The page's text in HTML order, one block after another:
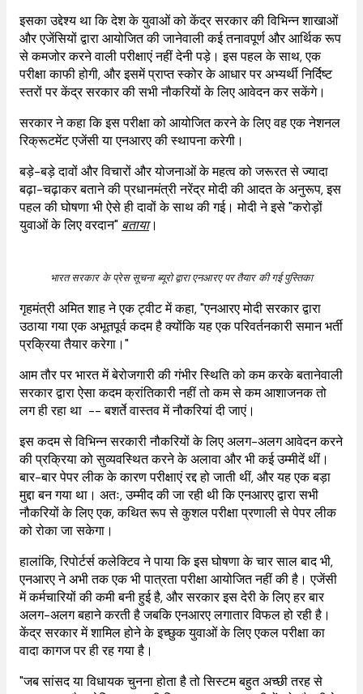
इसका उद्देश्य था कि देश के युवाओं को केंद्र सरकार की विभिन्न शाखाओं
और एजेंसियों द्वारा आयोजित की जानेवाली कई तनावपूर्ण और आर्थिक रूप
से कमजोर करने वाली परीक्षाएं नहीं देनी पड़े। इस पहल के साथ, एक
परीक्षा काफी होगी, और इसमें प्राप्त स्कोर के आधार पर अभ्यर्थी निर्दिष्ट
स्तरों पर केंद्र सरकार की सभी नौकरियों के लिए आवेदन कर सकेंगे।
सरकार ने कहा कि इस परीक्षा को आयोजित करने के लिए वह एक नेशनल
रिक्रूटमेंट एजेंसी या एनआरए की स्थापना करेगी।
बड़े-बड़े दावों और विचारों और योजनाओं के महत्व को जरूरत से ज्यादा
बढ़ा-चढ़ाकर बताने की प्रधानमंत्री नरेंद्र मोदी की आदत के अनुरूप, इस
पहल की घोषणा भी ऐसे ही दावों के साथ की गई। मोदी ने इसे "करोड़ों
युवाओं के लिए वरदान" बताया।
भारत सरकार के प्रेस सूचना ब्यूरो द्वारा एनआरए पर तैयार की गई पुस्तिका
गृहमंत्री अमित शाह ने एक ट्वीट में कहा, "एनआरए मोदी सरकार द्वारा
उठाया गया एक अभूतपूर्व कदम है क्योंकि यह एक परिवर्तनकारी समान भर्ती
प्रक्रिया तैयार करेगा।"
आम तौर पर भारत में बेरोजगारी की गंभीर स्थिति को कम करके बतानेवाली
सरकार द्वारा ऐसा कदम क्रांतिकारी नहीं तो कम से कम आशाजनक तो
लग ही रहा था -- बशर्ते वास्तव में नौकरियां दी जाएं।
इस कदम से विभिन्न सरकारी नौकरियों के लिए अलग-अलग आवेदन करने
की प्रक्रिया को सुव्यवस्थित करने के अलावा और भी कई उम्मीदें थीं।
बार-बार पेपर लीक के कारण परीक्षाएं रद्द हो जाती थीं, और यह एक बड़ा
मुद्दा बन गया था। अतः, उम्मीद की जा रही थी कि एनआरए द्वारा सभी
नौकरियों के लिए एक, कथित रूप से कुशल परीक्षा प्रणाली से पेपर लीक
को रोका जा सकेगा।
हालांकि, रिपोर्टर्स कलेक्टिव ने पाया कि इस घोषणा के चार साल बाद भी,
एनआरए ने अभी तक एक भी पात्रता परीक्षा आयोजित नहीं की है। एजेंसी
में कर्मचारियों की कमी बनी हुई है, और सरकार इस देरी के लिए हर बार
अलग-अलग बहाने करती है जबकि एनआरए लगातार विफल हो रही है।
केंद्र सरकार में शामिल होने के इच्छुक युवाओं के लिए एकल परीक्षा का
वादा कागज पर ही रह गया है।
"जब सांसद या विधायक चुनना होता है तो सिस्टम बहुत अच्छी तरह से